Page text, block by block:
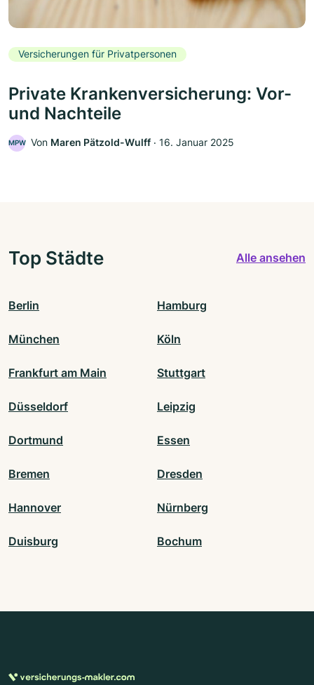
Versicherungen für Privatpersonen
Private Krankenversicherung: Vor-
und Nachteile
MPW Von Maren Pätzold-Wulff ‧ 16. Januar 2025
Top Städte Alle ansehen
Berlin Hamburg
München Köln
Frankfurt am Main Stuttgart
Düsseldorf Leipzig
Dortmund Essen
Bremen Dresden
Hannover Nürnberg
Duisburg Bochum